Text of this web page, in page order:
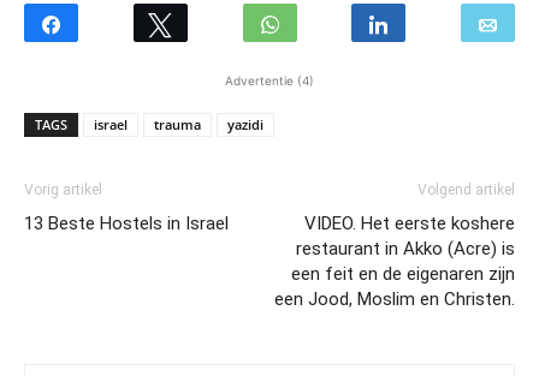
Advertentie (4)
TAGS israel trauma yazidi
Vorig artikel
13 Beste Hostels in Israel
Volgend artikel
VIDEO. Het eerste koshere
restaurant in Akko (Acre) is
een feit en de eigenaren zijn
een Jood, Moslim en Christen.